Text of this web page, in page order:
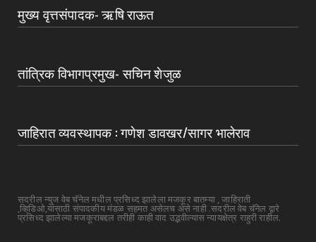
मुख्य वृत्तसंपादक- ऋषि राऊत
तांत्रिक विभागप्रमुख- सचिन शेजुळ
जाहिरात व्यवस्थापक : गणेश डावखर/सागर भालेराव
सदरील न्युज वेब चॅनेल मधील प्रसिध्द झालेला मजकूर बातम्या , जाहिराती
,व्हिडिओ,यांसाठी संपादकीय मंडळ सहमत असेलच असे नाही .सदरील वेब चॅनेल द्वारे
प्रसिध्द झालेल्या मजकूराबद्दल तरीही काही वाद उद्भवील्यास न्यायक्षेत्र राहुरी राहील.